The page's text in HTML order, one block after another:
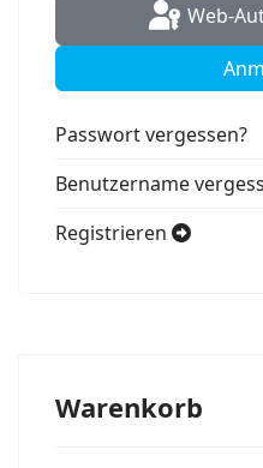
Web-
Passwort vergessen?
Benutzername
Registrieren
Warenkorb